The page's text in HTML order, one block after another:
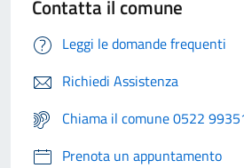
Contatta il comune
Leggi le domande frequenti
Richiedi Assistenza
Chiama il comune 0522
Prenota un appuntamento